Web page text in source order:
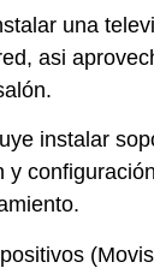
una
asi
instalar
y